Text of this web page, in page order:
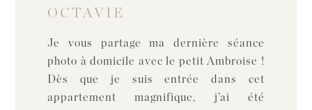
OCTAVIE
Je vous partage ma dernière séance
photo à domicile avec le petit Ambroise !
Dès que je suis entrée dans cet
appartement magnifique, j’ai été